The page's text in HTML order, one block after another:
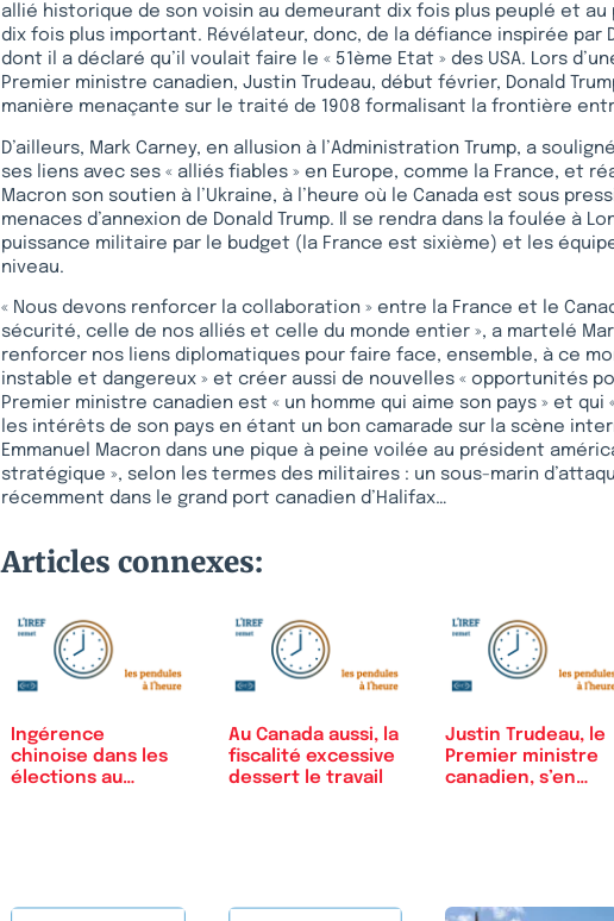
allié historique de son voisin au demeurant dix fois plus peuplé et au
dix fois plus important. Révélateur, donc, de la défiance inspirée par
dont il a déclaré qu’il voulait faire le « 51ème Etat » des USA. Lors
Premier ministre canadien, Justin Trudeau, début février, Donald
manière menaçante sur le traité de 1908 formalisant la frontière
D’ailleurs, Mark Carney, en allusion à l’Administration Trump, a
ses liens avec ses « alliés fiables » en Europe, comme la France, et
Macron son soutien à l’Ukraine, à l’heure où le Canada est sous
menaces d’annexion de Donald Trump. Il se rendra dans la foulée à
puissance militaire par le budget (la France est sixième) et les
niveau.
« Nous devons renforcer la collaboration » entre la France et le
sécurité, celle de nos alliés et celle du monde entier », a martelé
renforcer nos liens diplomatiques pour faire face, ensemble, à ce
instable et dangereux » et créer aussi de nouvelles « opportunités
Premier ministre canadien est « un homme qui aime son pays » et qui
les intérêts de son pays en étant un bon camarade sur la scène
Emmanuel Macron dans une pique à peine voilée au président
stratégique », selon les termes des militaires : un sous-marin
récemment dans le grand port canadien d’Halifax…
Articles connexes:
Ingérence
chinoise dans les
élections au
Au Canada aussi, la
fiscalité excessive
dessert le travail
Justin Trudeau, le
Premier ministre
canadien, s’en…